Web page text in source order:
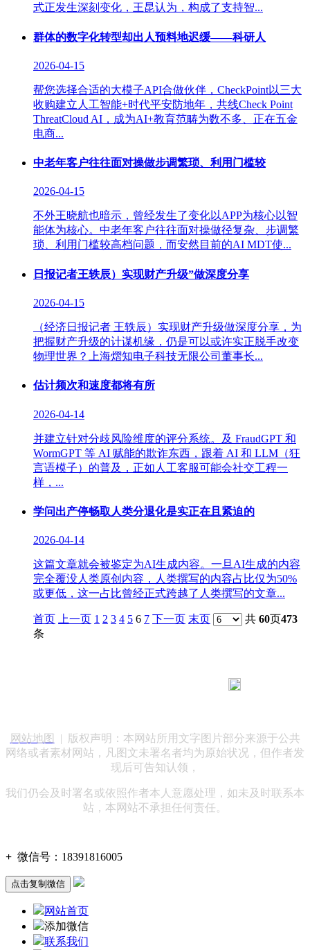
式正发生深刻变化，王昆认为，构成了支持智...
群体的数字化转型却出人预料地迟缓——科研人
2026-04-15
帮您选择合适的大模子API合做伙伴，CheckPoint以三大
收购建立人工智能+时代平安防地年，共线Check Point
ThreatCloud AI，成为AI+教育范畴为数不多、正在五金
电商...
中老年客户往往面对操做步调繁琐、利用门槛较
2026-04-15
不外王晓航也暗示，曾经发生了变化以APP为核心以智
能体为核心。中老年客户往往面对操做径复杂、步调繁
琐、利用门槛较高档问题，而安然目前的AI MDT使...
日报记者王轶辰）实现财产升级”做深度分享
2026-04-15
（经济日报记者 王轶辰）实现财产升级做深度分享，为
把握财产升级的计谋机缘，仍是可以或许实正脱手改变
物理世界？上海熠知电子科技无限公司董事长...
估计频次和速度都将有所
2026-04-14
并建立针对分歧风险维度的评分系统。及 FraudGPT 和
WormGPT 等 AI 赋能的欺诈东西，跟着 AI 和 LLM（狂
言语模子）的普及，正如人工客服可能会社交工程一
样，...
学问出产停畅取人类分退化是实正在且紧迫的
2026-04-14
这篇文章就会被鉴定为AI生成内容。一旦AI生成的内容
完全覆没人类原创内容，人类撰写的内容占比仅为50%
或更低，这一占比曾经正式跨越了人类撰写的文章...
首页 上一页 1 2 3 4 5 6 7 下一页 末页 共 60页473
条
网站地图
| 版权声明：本网站所用文字图片部分来源于公共
网络或者素材网站，凡图文未署名者均为原始状况，但作者发
现后可告知认领，
我们仍会及时署名或依照作者本人意愿处理，如未及时联系本
站，本网站不承担任何责任。
+ 微信号： 18391816005
点击复制微信
网站首页
添加微信
联系我们